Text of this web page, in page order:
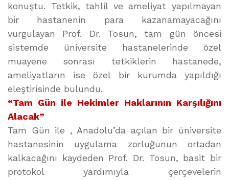
konuştu. Tetkik, tahlil ve ameliyat yapılmayan
bir hastanenin para kazanamayacağını
vurgulayan Prof. Dr. Tosun, tam gün öncesi
sistemde üniversite hastanelerinde özel
muayene sonrası tetkiklerin hastanede,
ameliyatların ise özel bir kurumda yapıldığı
eleştirisinde bulundu.
“Tam Gün ile Hekimler Haklarının Karşılığını
Alacak”
Tam Gün ile , Anadolu’da açılan bir üniversite
hastanesinin uygulama zorluğunun ortadan
kalkacağını kaydeden Prof. Dr. Tosun, basit bir
protokol yardımıyla çerçevelerin